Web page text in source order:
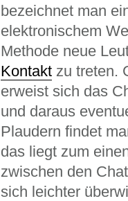
bezeichnet man
elektronischem
Methode neue
Kontakt zu treten.
erweist sich das
und daraus
Plaudern findet
das liegt zum
zwischen den
sich leichter